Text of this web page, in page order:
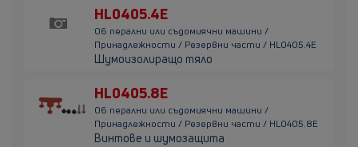
HL0405.4E
06 перални или съдомиячни машини /
Принадлежности / Резервни части / HL0405.4E
Шумоизолиращо тяло
HL0405.8E
06 перални или съдомиячни машини /
Принадлежности / Резервни части / HL0405.8E
Винтове и шумозащита